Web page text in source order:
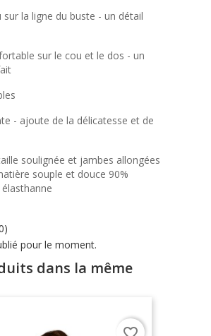
la ligne du buste - un détail
sur le cou et le dos - un
- ajoute de la délicatesse et de
soulignée et jambes allongées
souple et douce 90%
pour le moment.
dans la même